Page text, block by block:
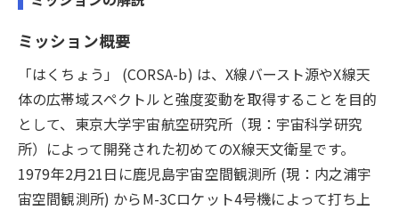
ミッション概要
「はくちょう」 (CORSA-b) は、X線バースト源やX線天
体の広帯域スペクトルと強度変動を取得することを目的
として、東京大学宇宙航空研究所（現：宇宙科学研究
所）によって開発された初めてのX線天文衛星です。
1979年2月21日に鹿児島宇宙空間観測所 (現：内之浦宇
宙空間観測所) からM-3Cロケット4号機によって打ち上